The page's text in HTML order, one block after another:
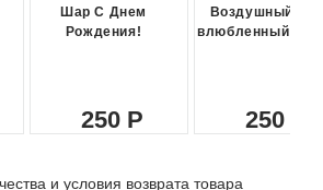
Шар С Днем
Рождения!
250
Воздушный
влюбленный
250
и условия возврата товара